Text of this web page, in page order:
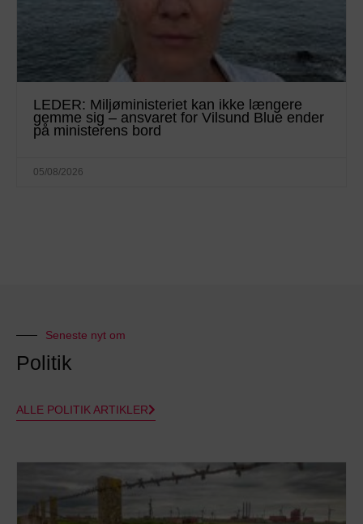
LEDER: Miljøministeriet kan ikke længere
gemme sig – ansvaret for Vilsund Blue ender
på ministerens bord
05/08/2026
Seneste nyt om
Politik
ALLE POLITIK ARTIKLER